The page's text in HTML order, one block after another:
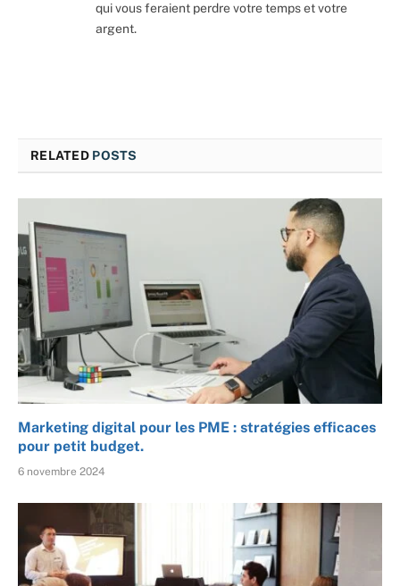
qui vous feraient perdre votre temps et votre
argent.
RELATED POSTS
Marketing digital pour les PME : stratégies efficaces
pour petit budget.
6 novembre 2024